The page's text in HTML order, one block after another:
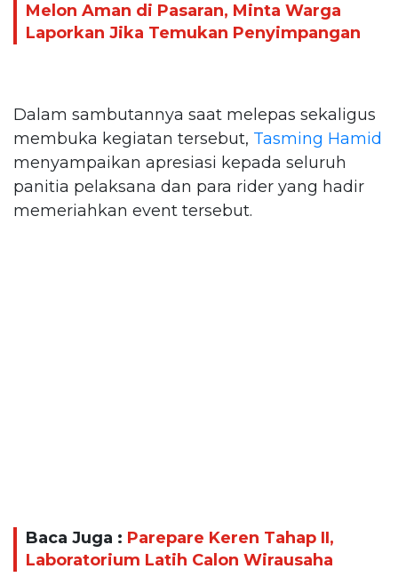
Melon Aman di Pasaran, Minta Warga
Laporkan Jika Temukan Penyimpangan
Dalam sambutannya saat melepas sekaligus
membuka kegiatan tersebut, Tasming Hamid
menyampaikan apresiasi kepada seluruh
panitia pelaksana dan para rider yang hadir
memeriahkan event tersebut.
Baca Juga : Parepare Keren Tahap II,
Laboratorium Latih Calon Wirausaha